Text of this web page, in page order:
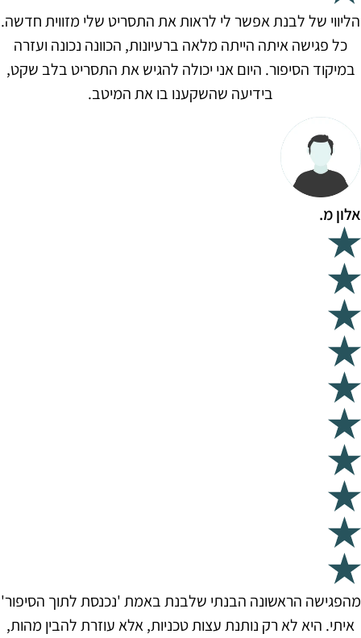
הליווי של לבנת אפשר לי לראות את התסריט שלי מזווית חדשה.
כל פגישה איתה הייתה מלאה ברעיונות, הכוונה נכונה ועזרה
במיקוד הסיפור. היום אני יכולה להגיש את התסריט בלב שקט,
בידיעה שהשקענו בו את המיטב.
אלון מ.
מהפגישה הראשונה הבנתי שלבנת באמת 'נכנסת לתוך הסיפור'
איתי. היא לא רק נותנת עצות טכניות, אלא עוזרת להבין מהות,